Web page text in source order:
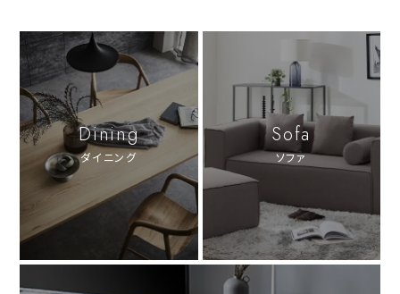
Dining
ダイニング
Sofa
ソファ